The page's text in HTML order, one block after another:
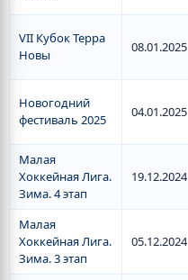
VII Кубок Терра
Новы
08.01.2025
Новогодний
фестиваль 2025
04.01.2025
Малая
Хоккейная Лига.
Зима. 4 этап
19.12.2024
Малая
Хоккейная Лига.
Зима. 3 этап
05.12.2024